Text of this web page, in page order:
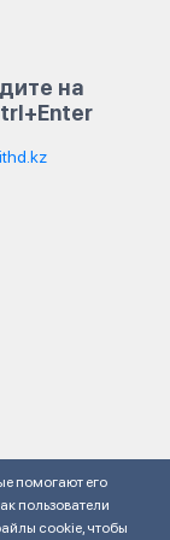
на
ithd.kz
помогают его
пользователи
cookie, чтобы